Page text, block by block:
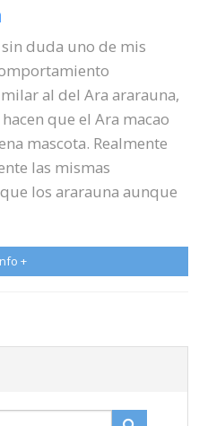
duda uno de mis
al del Ara ararauna,
que el Ara macao
mascota. Realmente
las mismas
los ararauna aunque
+